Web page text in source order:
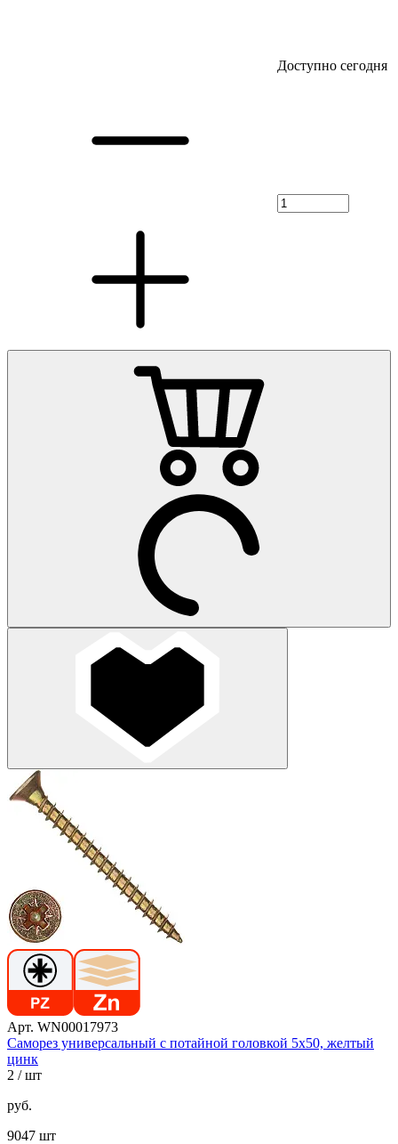
Доступно сегодня
Арт. WN00017973
Саморез универсальный с потайной головкой 5х50, желтый
цинк
2 / шт
руб.
9047 шт